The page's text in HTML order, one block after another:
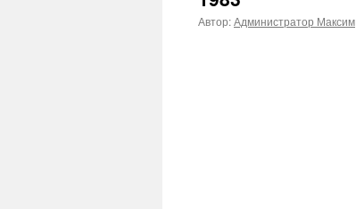
Автор:Администратор Максим